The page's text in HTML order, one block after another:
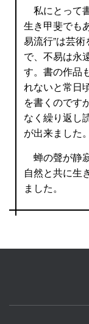
私にとって
生き甲斐でも
易流行”は芸
で、不易は永
す。書の作品
れないと常日
を書くのです
なく繰り返し
が出来ました。
蝉の聲が静
自然と共に生
ました。